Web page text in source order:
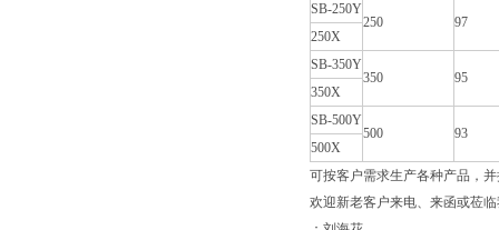
SB-250Y
250
97
250X
SB-350Y
350
95
350X
SB-500Y
500
93
500X
可按客户需求生产各种产品，
欢迎新老客户来电、来函或莅